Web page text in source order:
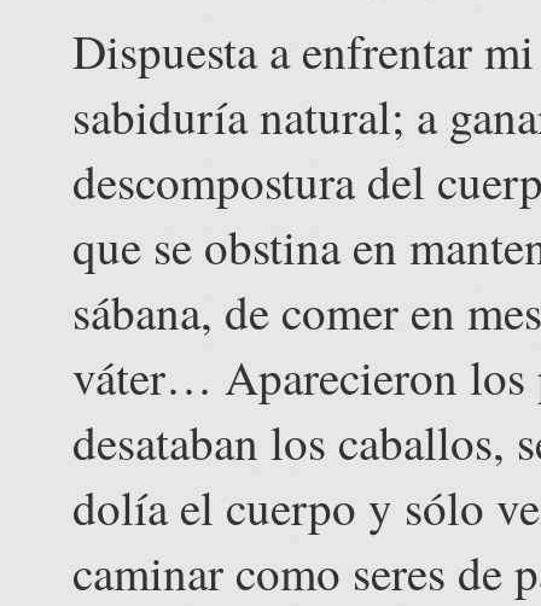
Dispuesta a enfrentar
sabiduría natural; a
descompostura del
que se obstina en
sábana, de comer en
váter… Aparecieron los
desataban los caballos,
dolía el cuerpo y sólo
caminar como seres de